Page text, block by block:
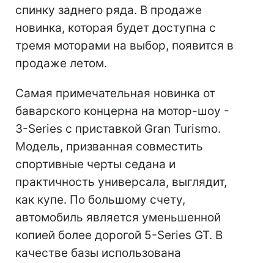
спинку заднего ряда. В продаже
новинка, которая будет доступна с
тремя моторами на выбор, появится в
продаже летом.
Самая примечательная новинка от
баварского концерна на мотор-шоу -
3-Series с приставкой Gran Turismo.
Модель, призванная совместить
спортивные черты седана и
практичность универсала, выглядит,
как купе. По большому счету,
автомобиль является уменьшенной
копией более дорогой 5-Series GT. В
качестве базы использована